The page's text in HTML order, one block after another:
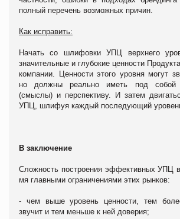
полный перечень возможных причин.
Как исправить:
Начать со шлифовки УПЦ верхнего
значительные и глубокие ценности
компании. Ценности этого уровня могут
но должны реально иметь под собой
(смыслы) и перспективу. И затем
УПЦ, шлифуя каждый последующий
В заключение
Сложность построения эффективных УПЦ
мя главными ограничениями этих рынков:
- чем выше уровень ценности, тем
звучит и тем меньше к ней доверия;